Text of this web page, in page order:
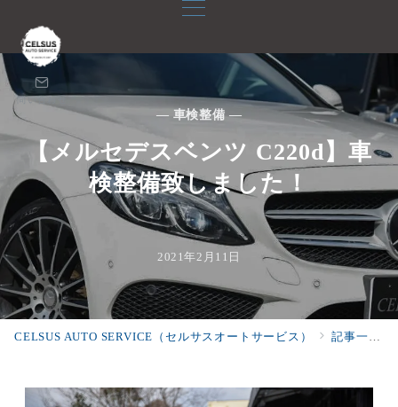
問い合わせ
— 車検整備 —
【メルセデスベンツ C220d】車
検整備致しました！
2021年2月11日
CELSUS AUTO SERVICE（セルサスオートサービス） 記事一覧